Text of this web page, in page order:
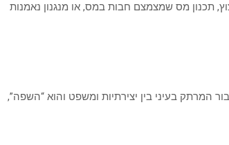
תכנון מס שמצמצם חבות במס, או מנגנון נאמנות
המרתק בעיני בין יצירתיות ומשפט והוא “השפה”,